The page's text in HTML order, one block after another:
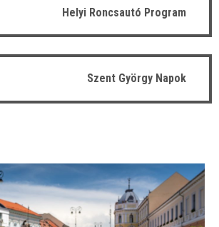
Helyi Roncsautó Program
Szent György Napok